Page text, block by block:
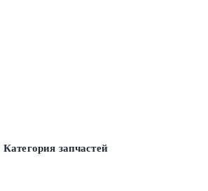
Категория запчастей